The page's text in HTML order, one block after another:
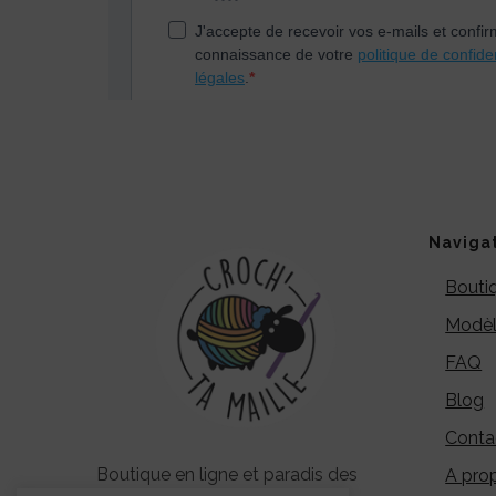
Boutique en ligne et paradis des
FAQ
Blog
A